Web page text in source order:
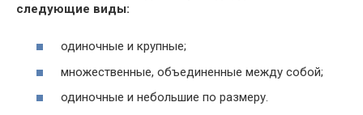
следующие виды:
одиночные и крупные;
множественные, объединенные между собой;
одиночные и небольшие по размеру.